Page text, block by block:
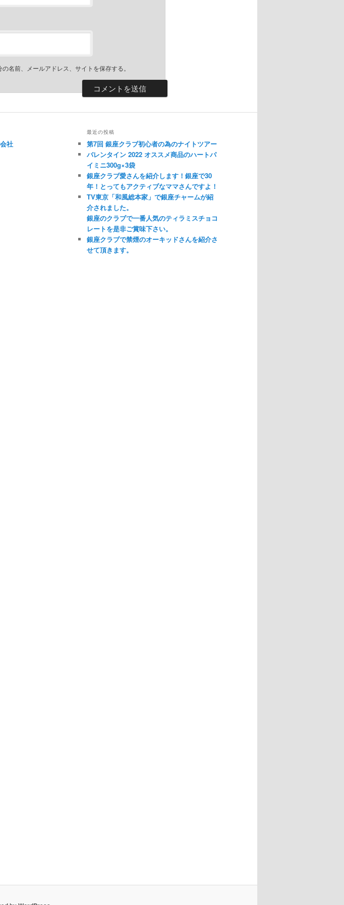
名前、メールアドレス、サイトを保存する。
社
最近の投稿
第7回 銀座クラブ初心者の為のナイトツアー
バレンタイン 2022 オススメ商品のハートパ
イミニ300g×3袋
銀座クラブ愛さんを紹介します！銀座で30
年！とってもアクティブなママさんですよ！
TV東京「和風総本家」で銀座チャームが紹
介されました。
銀座のクラブで一番人気のティラミスチョコ
レートを是非ご賞味下さい。
銀座クラブで禁煙のオーキッドさんを紹介さ
せて頂きます。